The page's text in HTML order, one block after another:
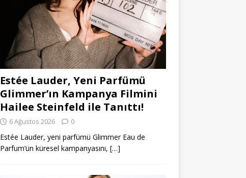
Estée Lauder, Yeni Parfümü
Glimmer’ın Kampanya Filmini
Hailee Steinfeld ile Tanıttı!
6 Ağustos 2026 0
Estée Lauder, yeni parfümü Glimmer Eau de
Parfum’ün küresel kampanyasını, […]